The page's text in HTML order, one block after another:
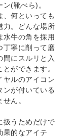
(靴べら)。
、何といっても
力。どんな場所
水牛の角を採用
丁寧に削って磨
にスルリと入
ができます。
ヤルのアイコン
ンが付いている
ん。
扱うためだけで
果的なアイテ